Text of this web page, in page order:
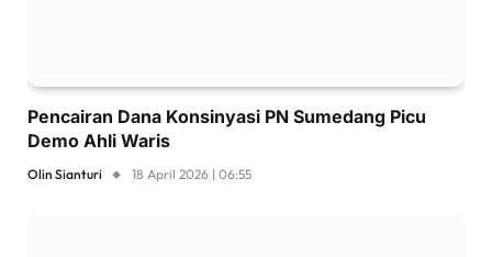
Pencairan Dana Konsinyasi PN Sumedang Picu
Demo Ahli Waris
Olin Sianturi 18 April 2026 | 06:55